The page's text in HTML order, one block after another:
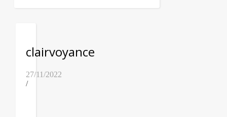
clairvoyance
27/11/2022
/